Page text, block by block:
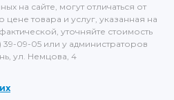
на сайте, могут отличаться от
товара и услуг, указанная на
уточняйте стоимость
39-09-05 или у администраторов
ул. Немцова, 4